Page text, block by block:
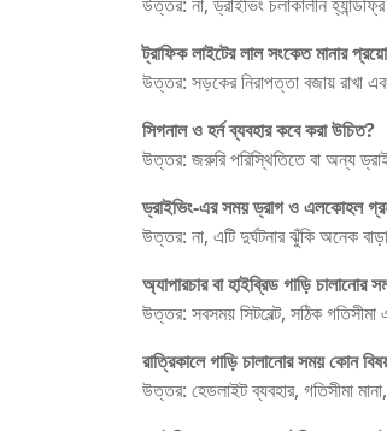
ট্রাফিক লাইটের লাল সংকেত মানার
উত্তর: সড়কের নিরাপত্তা বজায় রাখা
সিগনাল ও হর্ন ব্যবহার কবে করা উচিত?
উত্তর: জরুরি পরিস্থিতিতে বা অন্য
ড্রাইভিং-এর সময় ড্রাগ ও এলকোহল
উত্তর: না, এটি দুর্ঘটনার ঝুঁকি অনেক
অ্যাপারচার বা হাইব্রিড গাড়ি
উত্তর: সবসময় সিটবেল্ট, সঠিক গতিসীমা
রাত্রিকালে গাড়ি চালানোর সময় কোন
উত্তর: হেডলাইট ব্যবহার, গতিসীমা